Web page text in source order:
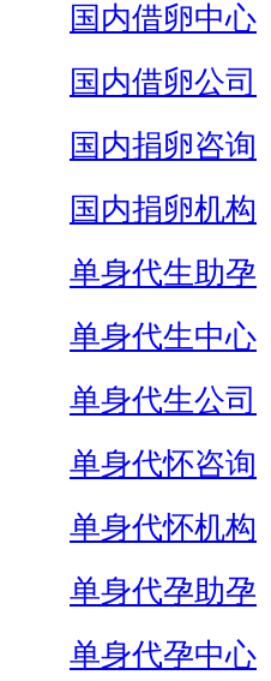
国内借卵中心
国内借卵公司
国内捐卵咨询
国内捐卵机构
单身代生助孕
单身代生中心
单身代生公司
单身代怀咨询
单身代怀机构
单身代孕助孕
单身代孕中心